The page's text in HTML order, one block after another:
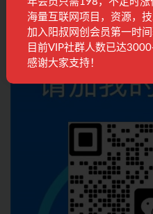
会议回放 1
联系客服
海量互联网项目，资源，
加入阳叔网创会员第一时
目前VIP社群人数已达
感谢大家支持！